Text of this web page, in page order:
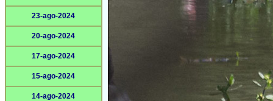
23-ago-2024
20-ago-2024
17-ago-2024
15-ago-2024
14-ago-2024